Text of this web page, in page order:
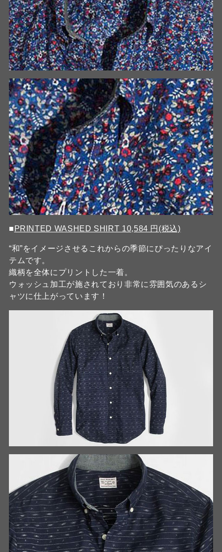
■ PRINTED WASHED SHIRT 10,584 円(税込)
“和”をイメージさせるこれからの季節にぴったりなアイ
テムです。
織柄を全体にプリントした一着。
ウォッシュ加工が施されており非常に雰囲気のあるシ
ャツに仕上がっています！